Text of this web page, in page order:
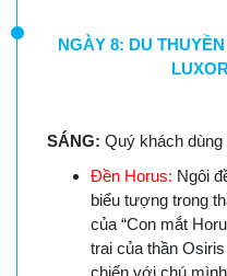
NGÀY 8: DU
SÁNG: Quý khách
Đền Horus: Ngôi
biểu tượng trong
của “Con mắt
trai của thần
chiến với chú